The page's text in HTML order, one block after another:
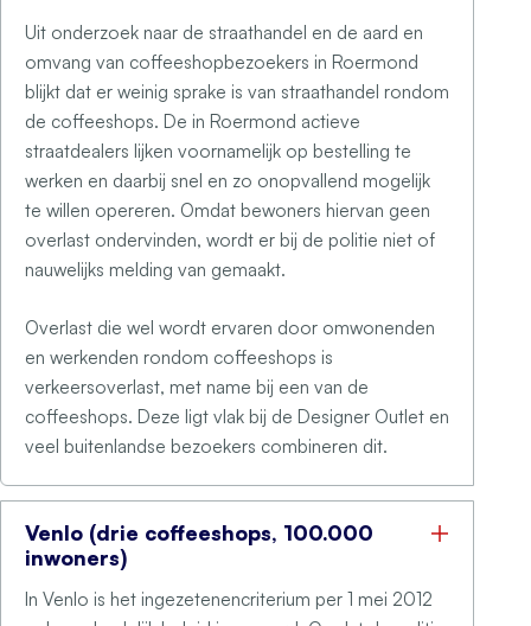
Uit onderzoek naar de straathandel en de aard en
omvang van coffeeshopbezoekers in Roermond
blijkt dat er weinig sprake is van straathandel rondom
de coffeeshops. De in Roermond actieve
straatdealers lijken voornamelijk op bestelling te
werken en daarbij snel en zo onopvallend mogelijk
te willen opereren. Omdat bewoners hiervan geen
overlast ondervinden, wordt er bij de politie niet of
nauwelijks melding van gemaakt.
Overlast die wel wordt ervaren door omwonenden
en werkenden rondom coffeeshops is
verkeersoverlast, met name bij een van de
coffeeshops. Deze ligt vlak bij de Designer Outlet en
veel buitenlandse bezoekers combineren dit.
Venlo (drie coffeeshops, 100.000
inwoners)
In Venlo is het ingezetenencriterium per 1 mei 2012